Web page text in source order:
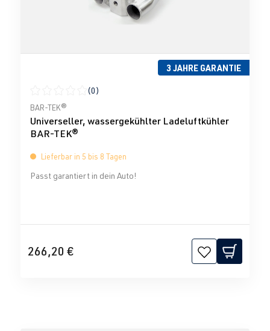
3 JAHRE GARANTIE
Durchschnittliche Bewertung von 0 von 5 Sternen
(0)
BAR-TEK®
Universeller, wassergekühlter Ladeluftkühler
BAR-TEK®
Lieferbar in 5 bis 8 Tagen
Passt garantiert in dein Auto!
266,20 €